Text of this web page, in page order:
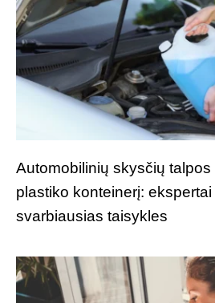
Automobilinių skysčių talpos
plastiko konteinerį:
svarbiausias taisykles